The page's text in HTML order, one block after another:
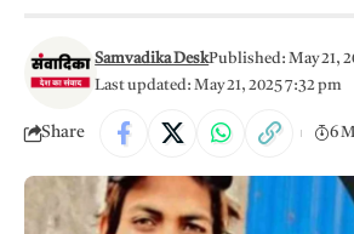
Last updated: May 21, 2025 7:32 pm
Samvadika DeskPublished: May 21,
Share 6